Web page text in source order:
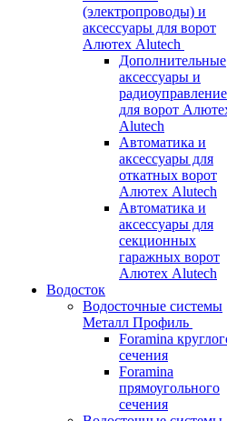
(электропроводы) и
аксессуары для ворот
Алютех Alutech
Дополнительные
аксессуары и
радиоуправление
для ворот
Alutech
Автоматика и
аксессуары для
откатных ворот
Алютех Alutech
Автоматика и
аксессуары для
секционных
гаражных ворот
Алютех Alutech
Водосток
Водосточные системы
Металл Профиль
Foramina
сечения
Foramina
прямоугольного
сечения